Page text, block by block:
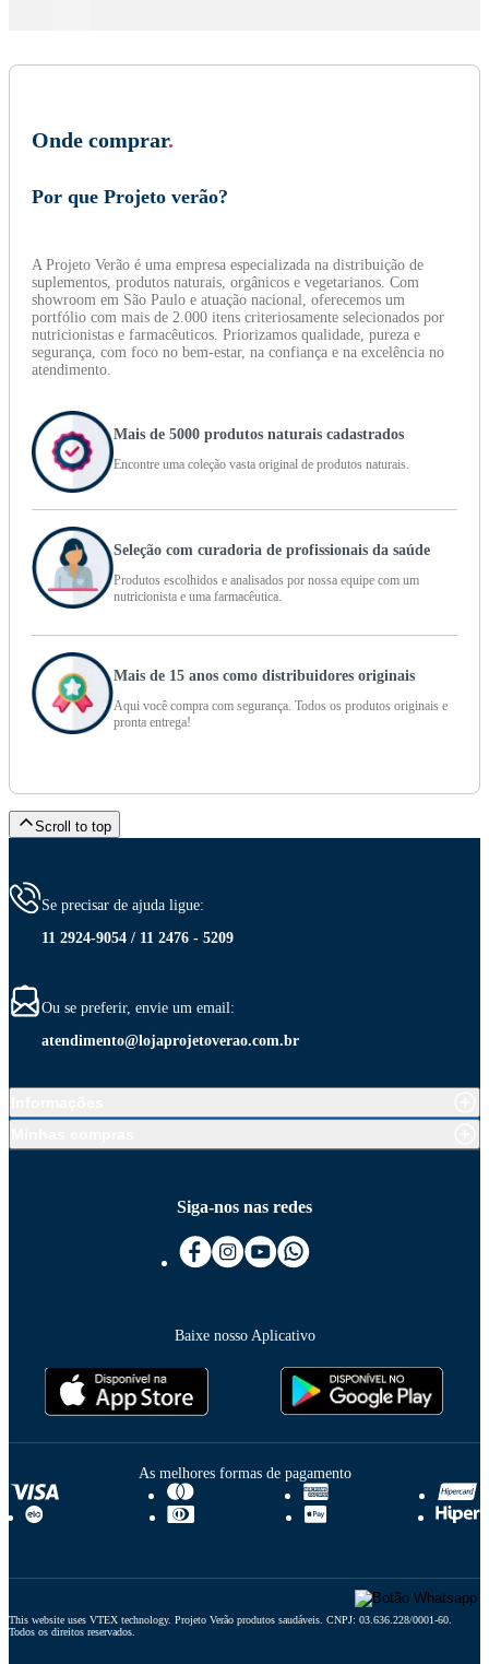
Onde comprar.
Por que Projeto verão?
A Projeto Verão é uma empresa especializada na distribuição de
suplementos, produtos naturais, orgânicos e vegetarianos. Com
showroom em São Paulo e atuação nacional, oferecemos um
portfólio com mais de 2.000 itens criteriosamente selecionados por
nutricionistas e farmacêuticos. Priorizamos qualidade, pureza e
segurança, com foco no bem-estar, na confiança e na excelência no
atendimento.
Mais de 5000 produtos naturais cadastrados
Encontre uma coleção vasta original de produtos naturais.
Seleção com curadoria de profissionais da saúde
Produtos escolhidos e analisados por nossa equipe com um
nutricionista e uma farmacêutica.
Mais de 15 anos como distribuidores originais
Aqui você compra com segurança. Todos os produtos originais e
pronta entrega!
Scroll to top
Se precisar de ajuda ligue:
11 2924-9054 / 11 2476 - 5209
Ou se preferir, envie um email:
atendimento@lojaprojetoverao.com.br
Siga-nos nas redes
Baixe nosso Aplicativo
As melhores formas de pagamento
This website uses VTEX technology. Projeto Verão produtos saudáveis. CNPJ: 03.636.228/0001-60.
Todos os direitos reservados.